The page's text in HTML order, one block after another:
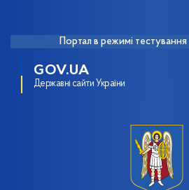
Портал в режимі
GOV.UA
Державні сайти України